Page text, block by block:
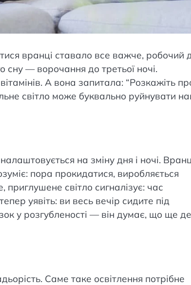
вранці ставало все важче, робочий
сну — ворочання до третьої ночі.
А вона запитала: “Розкажіть
світло може буквально руйнувати
на зміну дня і ночі.
пора прокидатися, виробляється
приглушене світло сигналізує: час
уявіть: ви весь вечір сидите під
у розгубленості — він думає, що ще
Саме таке освітлення потрібне